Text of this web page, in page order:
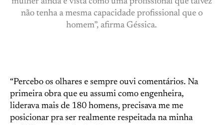
não tenha a mesma capacidade profissional que o
homem”, afirma Géssica.
“Percebo os olhares e sempre ouvi comentários. Na
primeira obra que eu assumi como engenheira,
liderava mais de 180 homens, precisava me me
posicionar pra ser realmente respeitada na minha